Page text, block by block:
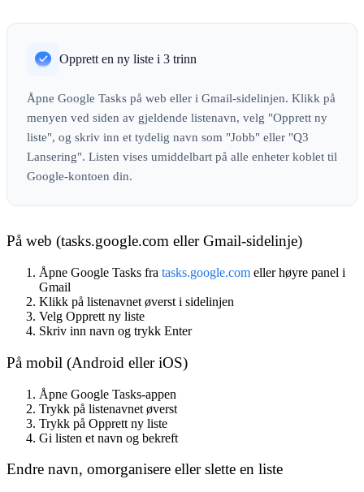
Opprett en ny liste i 3 trinn
Åpne Google Tasks på web eller i Gmail-sidelinjen. Klikk på
menyen ved siden av gjeldende listenavn, velg "Opprett ny
liste", og skriv inn et tydelig navn som "Jobb" eller "Q3
Lansering". Listen vises umiddelbart på alle enheter koblet til
Google-kontoen din.
På web (tasks.google.com eller Gmail-sidelinje)
Åpne Google Tasks fra tasks.google.com eller høyre panel i
Gmail
Klikk på listenavnet øverst i sidelinjen
Velg Opprett ny liste
Skriv inn navn og trykk Enter
På mobil (Android eller iOS)
Åpne Google Tasks-appen
Trykk på listenavnet øverst
Trykk på Opprett ny liste
Gi listen et navn og bekreft
Endre navn, omorganisere eller slette en liste